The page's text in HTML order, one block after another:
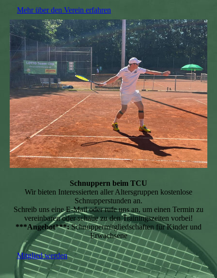
Mehr über den Verein erfahren
Schnuppern beim TCU
Wir bieten Interessierten aller Altersgruppen kostenlose
Schnupperstunden an.
Schreib uns eine E-Mail oder rufe uns an, um einen Termin zu
vereinbaren oder schaue zu den Trainingszeiten vorbei!
***Angebot***:Schnuppermitgliedschaften für Kinder und
Erwachsene
Mitglied werden